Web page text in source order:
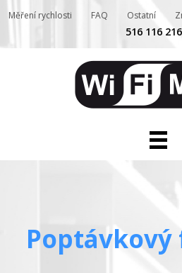
Měření rychlosti FAQ Ostatní
516 116 216
Internet pro
Kontakty
IP kamery